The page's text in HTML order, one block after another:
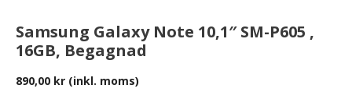
Samsung Galaxy Note 10,1″ SM-P605 ,
16GB, Begagnad
890,00 kr (inkl. moms)